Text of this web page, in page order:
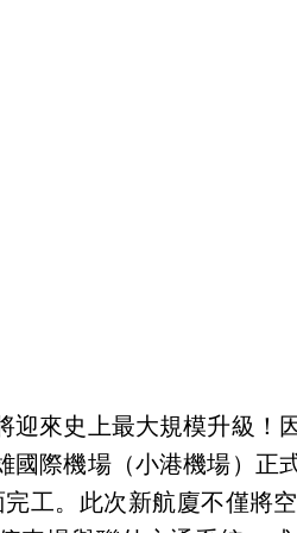
迎來史上最大規模升級！
國際機場（小港機場）正
完工。此次新航廈不僅將